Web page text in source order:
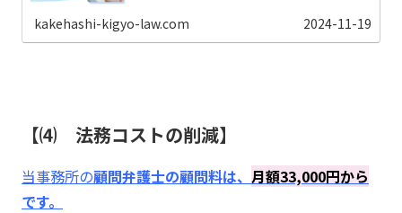
kakehashi-kigyo-law.com 2024-11-19
⑷ 法務コストの削減
当事務所の顧問弁護士の顧問料は、 月額33,000円から
です。